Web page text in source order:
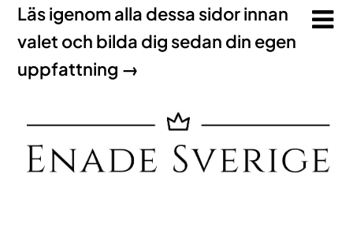
Läs igenom alla dessa sidor innan
valet och bilda dig sedan din egen
uppfattning →